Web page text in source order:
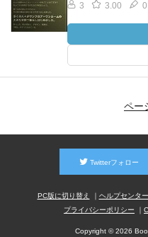
3 3.00 0
ペー
Twitterフォロー
PC版に切り替え ヘルプセンター
プライバシーポリシー
Copyright © 2026